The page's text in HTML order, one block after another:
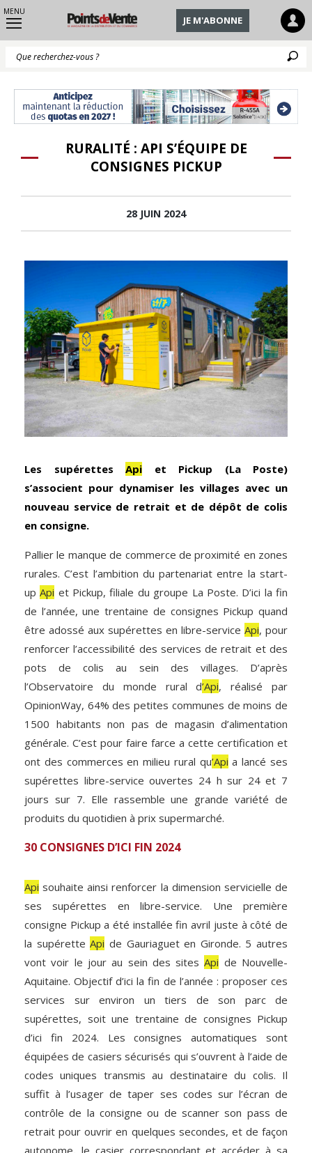
MENU
JE M'ABONNE
RURALITÉ : API S’ÉQUIPE DE
CONSIGNES PICKUP
28 JUIN 2024
Les supérettes Api et Pickup (La Poste)
s’associent pour dynamiser les villages avec un
nouveau service de retrait et de dépôt de colis
en consigne.
Pallier le manque de commerce de proximité en zones
rurales. C’est l’ambition du partenariat entre la start-
upApi et Pickup, filiale du groupe La Poste. D’ici la fin
de l’année, une trentaine de consignes Pickup quand
être adossé aux supérettes en libre-service Api, pour
renforcer l’accessibilité des services de retrait et des
pots de colis au sein des villages. D’après
l’Observatoire du monde rural d’Api, réalisé par
OpinionWay, 64% des petites communes de moins de
1500 habitants non pas de magasin d’alimentation
générale. C’est pour faire farce a cette certification et
ont des commerces en milieu rural qu’Api a lancé ses
supérettes libre-service ouvertes 24 h sur 24 et 7
jours sur 7. Elle rassemble une grande variété de
produits du quotidien à prix supermarché.
30 CONSIGNES D’ICI FIN 2024
Api souhaite ainsi renforcer la dimension servicielle de
ses supérettes en libre-service. Une première
consigne Pickup a été installée fin avril juste à côté de
la supéretteApi de Gauriaguet en Gironde. 5 autres
vont voir le jour au sein des sitesApi de Nouvelle-
Aquitaine. Objectif d’ici la fin de l’année : proposer ces
services sur environ un tiers de son parc de
supérettes, soit une trentaine de consignes Pickup
d’ici fin 2024. Les consignes automatiques sont
équipées de casiers sécurisés qui s’ouvrent à l’aide de
codes uniques transmis au destinataire du colis. Il
suffit à l’usager de taper ses codes sur l’écran de
contrôle de la consigne ou de scanner son pass de
retrait pour ouvrir en quelques secondes, et de façon
autonome, le casier correspondant et accéder à sa